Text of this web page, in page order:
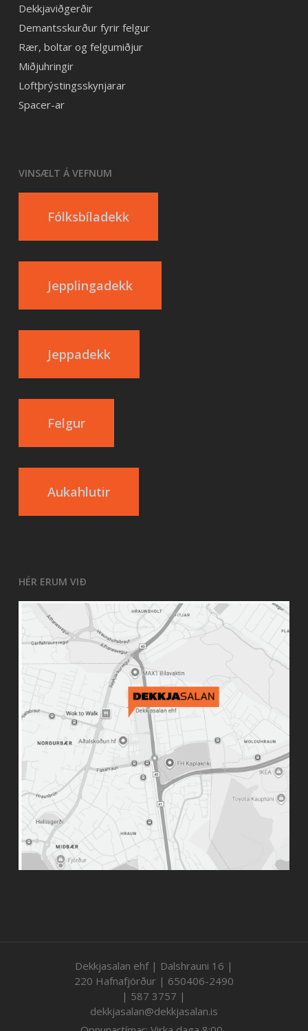
Dekkjaviðgerðir
Demantsskurður fyrir felgur
Rær, boltar og felgumiðjur
Miðjuhringir
Loftþrýstingsskynjarar
Spacer-ar
VINSÆLT Á VEFNUM
Fólksbíladekk
Jepplingadekk
Jeppadekk
Felgur
Aukahlutir
HÉR ERUM VIÐ
Dekkjasalan ehf | Dalshrauni 16 |
220 Hafnafjörður | 650406-2490
| 587 3757 |
dekkjasalan@dekkjasalan.is